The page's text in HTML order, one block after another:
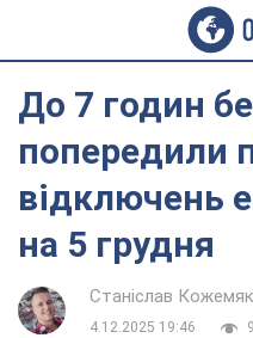
До 7 годин
попередили
відключень
на 5 грудня
Станіслав
4.12.2025 19:46